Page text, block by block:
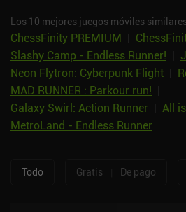
Los 10 mejores juegos móviles
ChessFinity PREMIUM
Slashy Camp - Endless Runner!
Neon Flytron: Cyberpunk Flight
MAD RUNNER : Parkour run!
Galaxy Swirl: Action Runner
All
MetroLand - Endless Runner
Todo Gratis De pago